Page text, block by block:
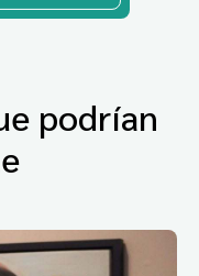
podrían